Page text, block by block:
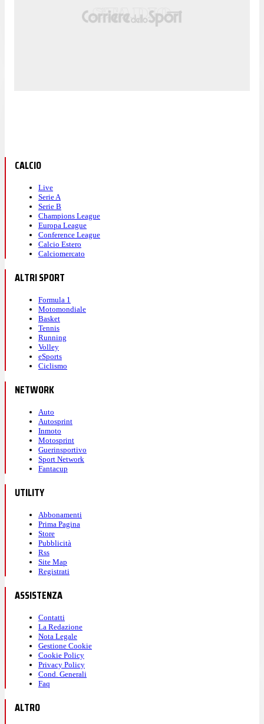
CALCIO
Live
Serie A
Serie B
Champions League
Europa League
Conference League
Calcio Estero
Calciomercato
ALTRI SPORT
Formula 1
Motomondiale
Basket
Tennis
Running
Volley
eSports
Ciclismo
NETWORK
Auto
Autosprint
Inmoto
Motosprint
Guerinsportivo
Sport Network
Fantacup
UTILITY
Abbonamenti
Prima Pagina
Store
Pubblicità
Rss
Site Map
Registrati
ASSISTENZA
Contatti
La Redazione
Nota Legale
Gestione Cookie
Cookie Policy
Privacy Policy
Cond. Generali
Faq
ALTRO